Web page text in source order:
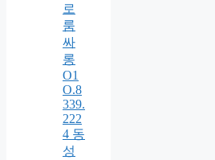
로
룸
싸
롱
O1
O.8
339.
222
4 동
성